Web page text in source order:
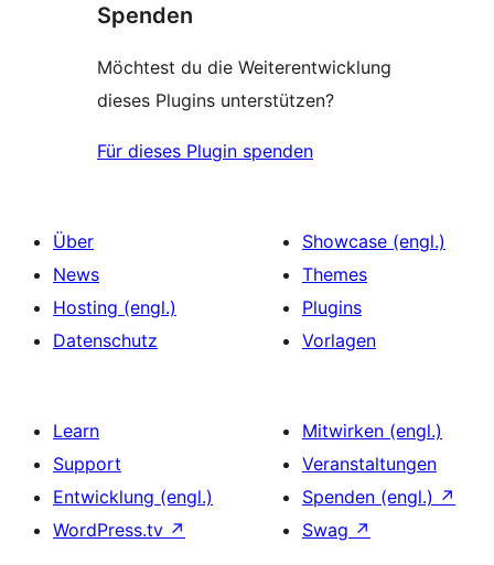
Spenden
Möchtest du die Weiterentwicklung
dieses Plugins unterstützen?
Für dieses Plugin spenden
Über
News
Hosting (engl.)
Datenschutz
Showcase (engl.)
Themes
Plugins
Vorlagen
Learn
Support
Entwicklung (engl.)
WordPress.tv ↗
Mitwirken (engl.)
Veranstaltungen
Spenden (engl.) ↗
Swag ↗